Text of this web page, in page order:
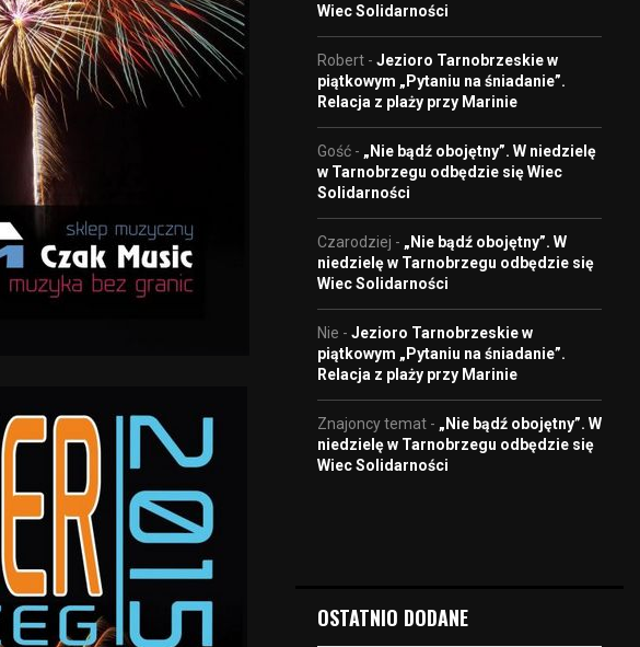
Wiec Solidarności
Robert - Jezioro Tarnobrzeskie w
piątkowym „Pytaniu na śniadanie”.
Relacja z plaży przy Marinie
Gość - „Nie bądź obojętny”. W niedzielę
w Tarnobrzegu odbędzie się Wiec
Solidarności
Czarodziej - „Nie bądź obojętny”. W
niedzielę w Tarnobrzegu odbędzie się
Wiec Solidarności
Nie - Jezioro Tarnobrzeskie w
piątkowym „Pytaniu na śniadanie”.
Relacja z plaży przy Marinie
Znajoncy temat - „Nie bądź obojętny”. W
niedzielę w Tarnobrzegu odbędzie się
Wiec Solidarności
OSTATNIO DODANE